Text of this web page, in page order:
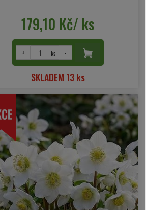
179,10 Kč/ ks
+ ks -
SKLADEM 13 ks